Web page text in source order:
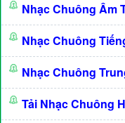
Nhạc Chuông Âm
Nhạc Chuông
Nhạc Chuông
Tải Nhạc Chuông